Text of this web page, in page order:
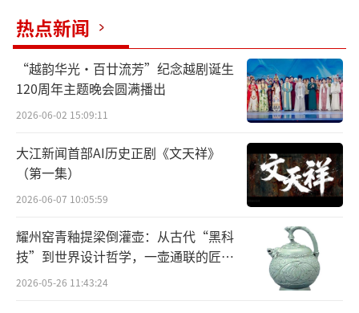
12部题材各异、风格各异的网络文学作品
上榜。南方赤火的《女商》以一个穿越至救亡
图存之时的青年学生，为“晚清”时刻打开一
座底层显微镜，追溯“现代化”历程，想
象“现代”的发生。天瑞说符的《我们生活在
南京》以“电台”为结，连接“末日”前后两
种截然不同的生活，以2019年的高中生白杨与2
040年仅存的女孩半夏，探寻“时空”的秘密。
沉筱之的《青云台》以当代飓风式的社会现象
为灵感来源，雕琢异时空的情节与理念。祈祷
君的《开更》以网络文学的蔚为大观为背景，
热点新闻
“越韵华光·百廿流芳”纪念越剧诞生
120周年主题晚会圆满播出
2026-06-02 15:09:11
大江新闻首部AI历史正剧《文天祥》
（第一集）
2026-06-07 10:05:59
耀州窑青釉提梁倒灌壶：从古代“黑科
技”到世界设计哲学，一壶通联的匠心
宇宙
2026-05-26 11:43:24